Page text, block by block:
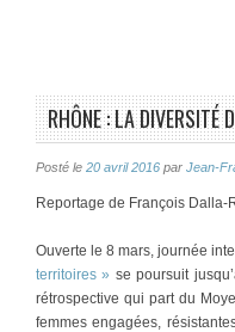
RHÔNE : LA DIVERSITÉ
Posté le 20 avril 2016 par Jean-
Reportage de François
Ouverte le 8 mars, journée
territoires » se poursuit
rétrospective qui part du
femmes engagées,